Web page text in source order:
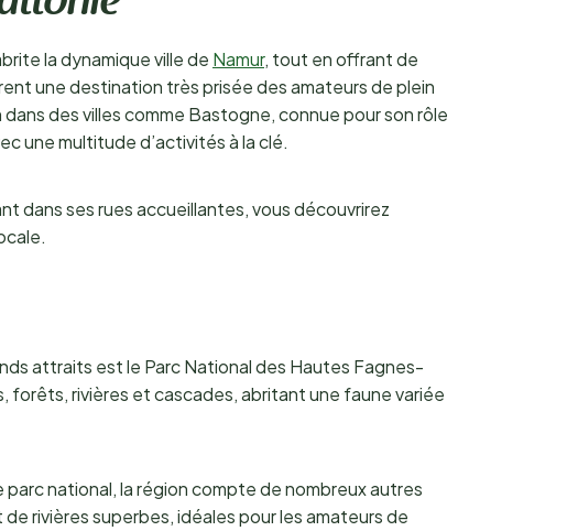
la dynamique ville de Namur, tout en offrant de
une destination très prisée des amateurs de plein
des villes comme Bastogne, connue pour son rôle
une multitude d’activités à la clé.
dans ses rues accueillantes, vous découvrirez
attraits est le Parc National des Hautes Fagnes-
forêts, rivières et cascades, abritant une faune variée
national, la région compte de nombreux autres
rivières superbes, idéales pour les amateurs de